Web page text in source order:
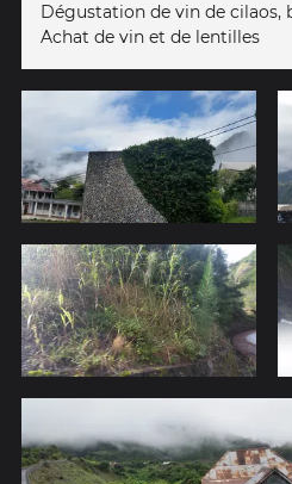
Dégustation de vin de cilaos,
Achat de vin et de lentilles